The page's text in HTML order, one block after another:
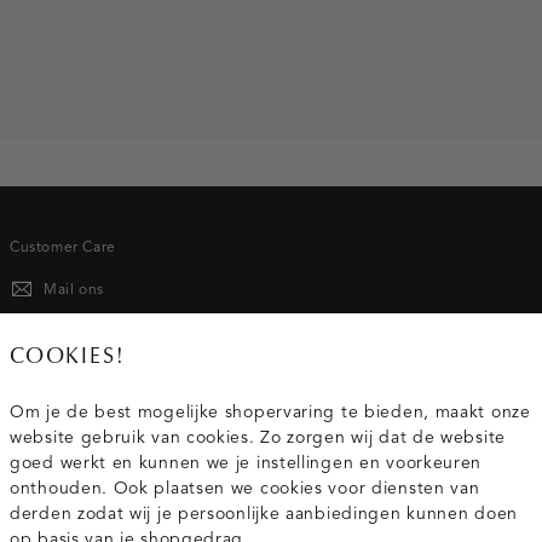
Customer Care
Mail ons
Service
Wij zijn Costes
COOKIES!
Om je de best mogelijke shopervaring te bieden, maakt onze
website gebruik van cookies. Zo zorgen wij dat de website
goed werkt en kunnen we je instellingen en voorkeuren
onthouden. Ook plaatsen we cookies voor diensten van
derden zodat wij je persoonlijke aanbiedingen kunnen doen